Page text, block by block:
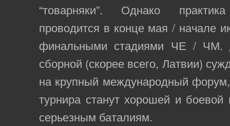
“товарняки”. Однако
проводится в конце мая / начале
финальными стадиями ЧЕ / ЧМ.
сборной (скорее всего, Латвии)
на крупный международный
турнира станут хорошей и боевой
серьезным баталиям.